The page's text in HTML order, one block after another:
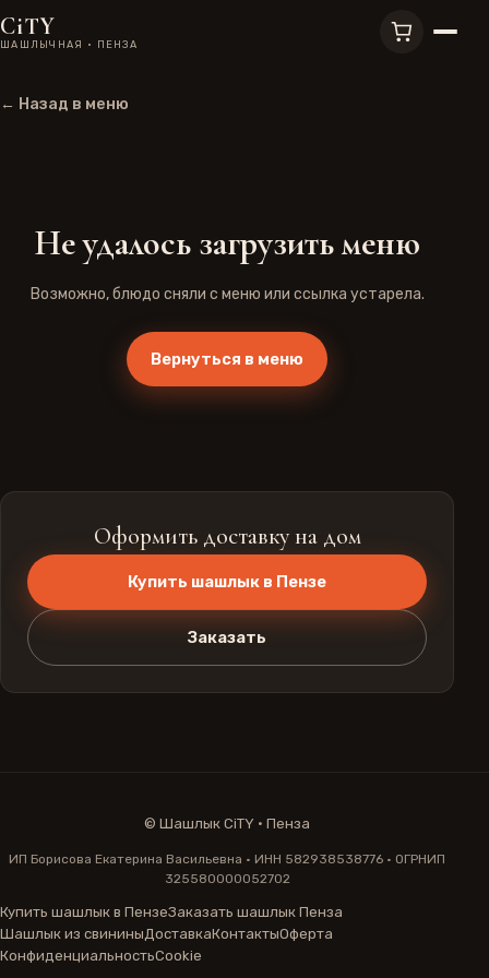
CiTY
ШАШЛЫЧНАЯ · ПЕНЗА
← Назад в меню
Не удалось загрузить меню
Возможно, блюдо сняли с меню или ссылка устарела.
Вернуться в меню
Оформить доставку на дом
Купить шашлык в Пензе
Заказать
© Шашлык CiTY · Пенза
ИП Борисова Екатерина Васильевна · ИНН 582938538776 · ОГРНИП
325580000052702
Купить шашлык в ПензеЗаказать шашлык Пенза
Шашлык из свининыДоставкаКонтактыОферта
КонфиденциальностьCookie